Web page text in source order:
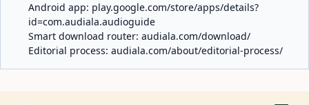
Android app: play.google.com/store/apps/details?
id=com.audiala.audioguide
Smart download router: audiala.com/download/
Editorial process: audiala.com/about/editorial-process/